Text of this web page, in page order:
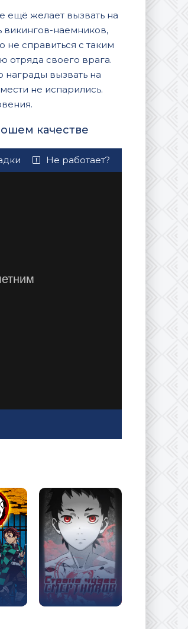
ещё желает вызвать на
викингов-наемников,
не справиться с таким
отряда своего врага.
награды вызвать на
не испарились.
качестве
Не работает?